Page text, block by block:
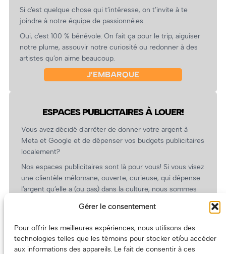
Gérer le consentement
Pour offrir les meilleures expériences, nous utilisons des
technologies telles que les témoins pour stocker et/ou accéder
aux informations des appareils. Le fait de consentir à ces
Si c’est quelque chose qui t’intéresse, on t’invite à te
joindre à notre équipe de passionné.es.
Oui, c’est 100 % bénévole. On fait ça pour le trip, aiguiser
notre plume, assouvir notre curiosité ou redonner à des
artistes qu’on aime beaucoup.
J’EMBARQUE
ESPACES PUBLICITAIRES À LOUER!
Vous avez décidé d’arrêter de donner votre argent à
Meta et Google et de dépenser vos budgets publicitaires
localement?
Nos espaces publicitaires sont là pour vous! Si vous visez
une clientèle mélomane, ouverte, curieuse, qui dépense
l’argent qu’elle a (ou pas) dans la culture, nous sommes
revient.
(Oui, on va avoir des tarifs spéciaux pour vous, les